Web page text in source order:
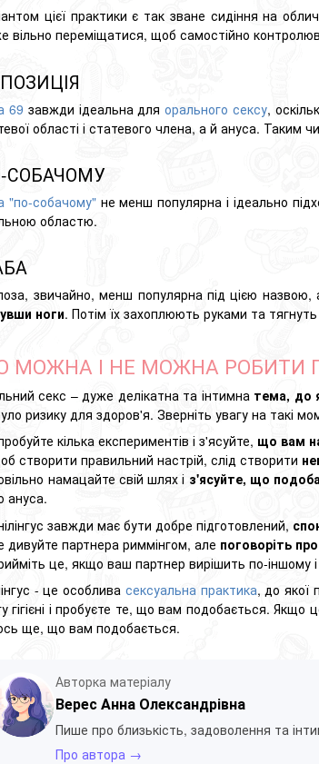
цієї практики є так зване сидіння на
вільно переміщатися, щоб самостійно
69 завжди ідеальна дляорального сексу,
області і статевого члена, а й ануса. Таким
СОБАЧОМУ
"по-собачому"не менш популярна і ідеально
областю.
звичайно, менш популярна під цією
ноги. Потім їх захоплюють руками та
МОЖНА І НЕ МОЖНА РОБИТИ
секс – дуже делікатна та інтимна тема, до
ризику для здоров'я. Зверніть увагу на такі
кілька експериментів і з'ясуйте, що вам
створити правильний настрій, слід створити
намацайте свій шлях і з'ясуйте, що
ануса.
завжди має бути добре підготовлений,
дивуйте партнера риммінгом, але поговоріть
це, якщо ваш партнер вирішить по-іншому
- це особлива сексуальна практика, до якої
гігієні і пробуєте те, що вам подобається.
ще, що вам подобається.
Авторка матеріалу
Верес Анна Олександрівна
Пише про близькість, задоволення та
Про автора →